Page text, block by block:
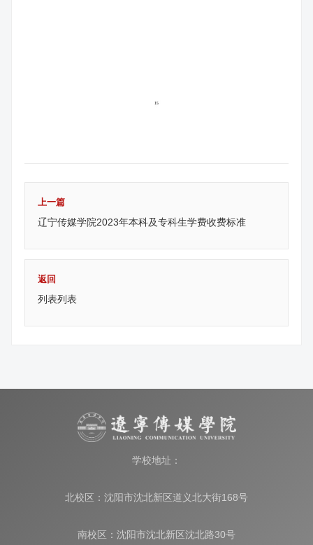
上一篇
辽宁传媒学院2023年本科及专科生学费收费标准
返回
列表列表
学校地址：
北校区：沈阳市沈北新区道义北大街168号
南校区：沈阳市沈北新区沈北路30号